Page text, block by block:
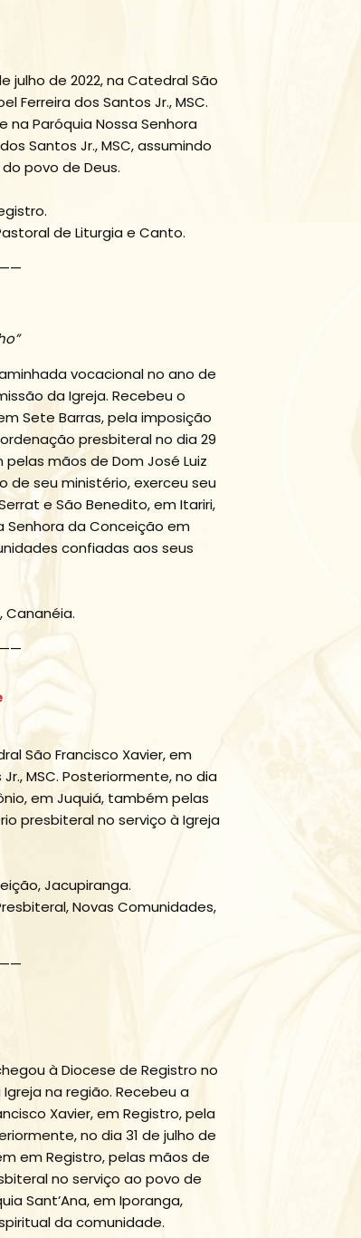
julho de 2022, na Catedral São
Ferreira dos Santos Jr., MSC.
Paróquia Nossa Senhora
Santos Jr., MSC, assumindo
povo de Deus.
de Liturgia e Canto.
vocacional no ano de
da Igreja. Recebeu o
Sete Barras, pela imposição
presbiteral no dia 29
mãos de Dom José Luiz
de seu ministério, exerceu seu
e São Benedito, em Itariri,
Senhora da Conceição em
confiadas aos seus
Cananéia.
São Francisco Xavier, em
MSC. Posteriormente, no dia
em Juquiá, também pelas
presbiteral no serviço à Igreja
Jacupiranga.
Novas Comunidades,
à Diocese de Registro no
na região. Recebeu a
Xavier, em Registro, pela
no dia 31 de julho de
em Registro, pelas mãos de
no serviço ao povo de
Sant’Ana, em Iporanga,
da comunidade.